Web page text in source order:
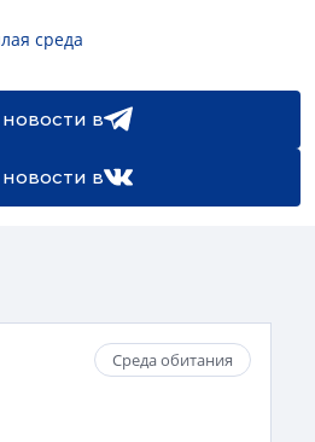
среда
новости в
новости в
Среда обитания